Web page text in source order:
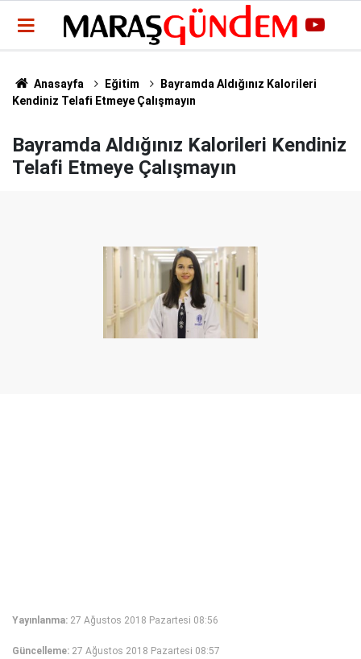
Anasayfa Eğitim
Bayramda Aldığınız Kalorileri
Kendiniz Telafi Etmeye Çalışmayın
Bayramda Aldığınız Kalorileri Kendiniz
Telafi Etmeye Çalışmayın
Yayınlanma: 27 Ağustos 2018 Pazartesi 08:56
Güncelleme: 27 Ağustos 2018 Pazartesi 08:57